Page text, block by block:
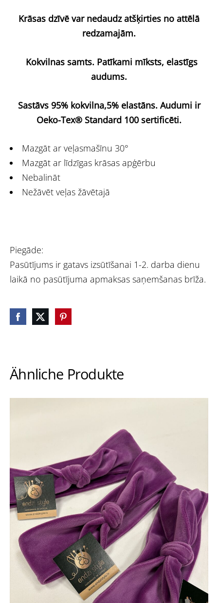
Krāsas dzīvē var nedaudz atšķirties no attēlā
redzamajām.
Kokvilnas samts. Patīkami mīksts, elastīgs
audums.
Sastāvs 95% kokvilna,5% elastāns. Audumi ir
Oeko-Tex® Standard 100 sertificēti.
Mazgāt ar veļasmašīnu 30°
Mazgāt ar līdzīgas krāsas apģērbu
Nebalināt
Nežāvēt veļas žāvētajā
Piegāde:
Pasūtījums ir gatavs izsūtīšanai 1-2. darba dienu
laikā no pasūtījuma apmaksas saņemšanas brīža.
Ähnliche Produkte